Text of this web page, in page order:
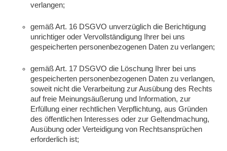
verlangen;
gemäß Art. 16 DSGVO unverzüglich die Berichtigung
unrichtiger oder Vervollständigung Ihrer bei uns
gespeicherten personenbezogenen Daten zu verlangen;
gemäß Art. 17 DSGVO die Löschung Ihrer bei uns
gespeicherten personenbezogenen Daten zu verlangen,
soweit nicht die Verarbeitung zur Ausübung des Rechts
auf freie Meinungsäußerung und Information, zur
Erfüllung einer rechtlichen Verpflichtung, aus Gründen
des öffentlichen Interesses oder zur Geltendmachung,
Ausübung oder Verteidigung von Rechtsansprüchen
erforderlich ist;